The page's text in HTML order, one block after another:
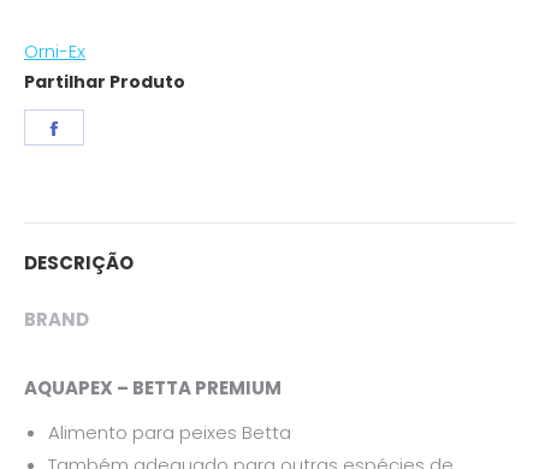
Orni-Ex
Partilhar Produto
DESCRIÇÃO
BRAND
AQUAPEX – BETTA PREMIUM
Alimento para peixes Betta